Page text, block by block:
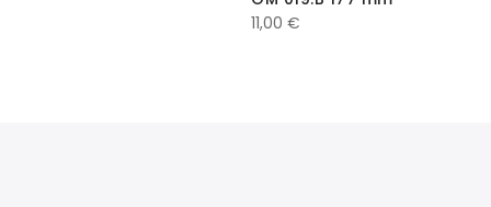
11,00 €